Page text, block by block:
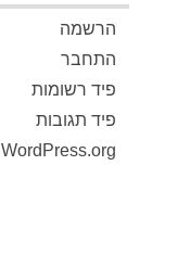
הרשמה
התחבר
פיד רשומות
פיד תגובות
WordPress.org